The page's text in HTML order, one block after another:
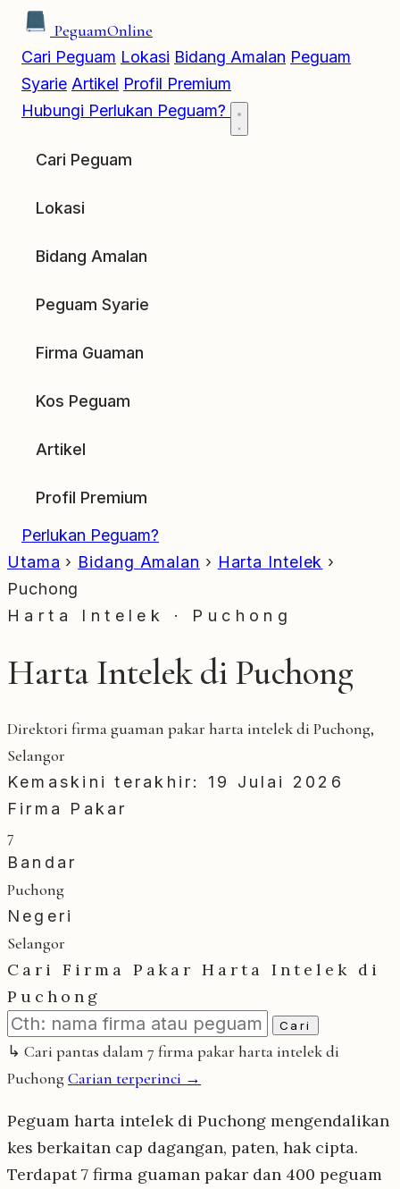
PeguamOnline
Cari Peguam Lokasi Bidang Amalan Peguam
Syarie Artikel Profil Premium
Hubungi Perlukan Peguam?
Cari Peguam
Lokasi
Bidang Amalan
Peguam Syarie
Firma Guaman
Kos Peguam
Artikel
Profil Premium
Perlukan Peguam?
Utama › Bidang Amalan › Harta Intelek ›
Puchong
Harta Intelek · Puchong
Harta Intelek di Puchong
Direktori firma guaman pakar harta intelek di Puchong,
Selangor
Kemaskini terakhir: 19 Julai 2026
Firma Pakar
7
Bandar
Puchong
Negeri
Selangor
Cari Firma Pakar Harta Intelek di
Puchong
Cari
↳ Cari pantas dalam 7 firma pakar harta intelek di
PuchongCarian terperinci →
Peguam harta intelek di Puchong mengendalikan
kes berkaitan cap dagangan, paten, hak cipta.
Terdapat 7 firma guaman pakar dan 400 peguam